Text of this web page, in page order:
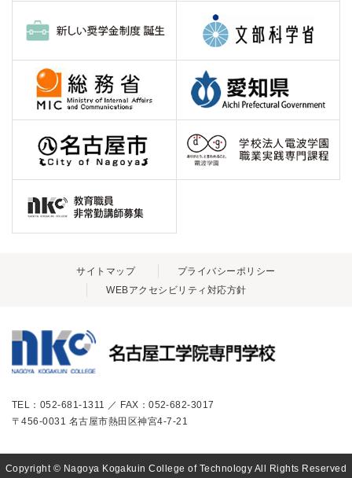
サイトマップ
プライバシーポリシー
WEBアクセシビリティ対応方針
TEL：052-681-1311 ／ FAX：052-682-3017
〒456-0031 名古屋市熱田区神宮4-7-21
Copyright © Nagoya Kogakuin College of Technology All Rights Reserved